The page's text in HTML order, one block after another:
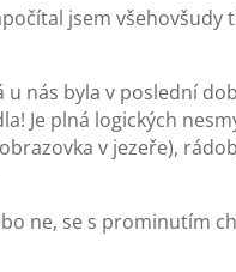
jsem všehovšudy
nás byla v poslední
Je plná logických
v jezeře),
ne, se s prominutím